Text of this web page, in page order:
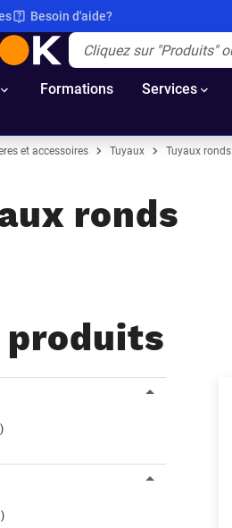
Besoin d'aide?
APOK
Formations Services
et accessoires Tuyaux Tuyaux ronds
ronds
produits